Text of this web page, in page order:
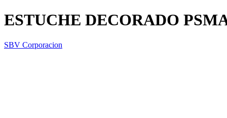
ESTUCHE DECORADO
SBV Corporacion